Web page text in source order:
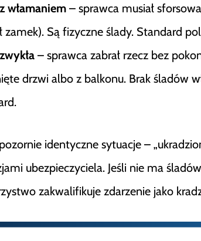
włamaniem – sprawca musiał
zamek). Są fizyczne ślady. Standard
– sprawca zabrał rzecz bez
drzwi albo z balkonu. Brak śladów
identyczne sytuacje –
ubezpieczyciela. Jeśli nie ma
zakwalifikuje zdarzenie jako